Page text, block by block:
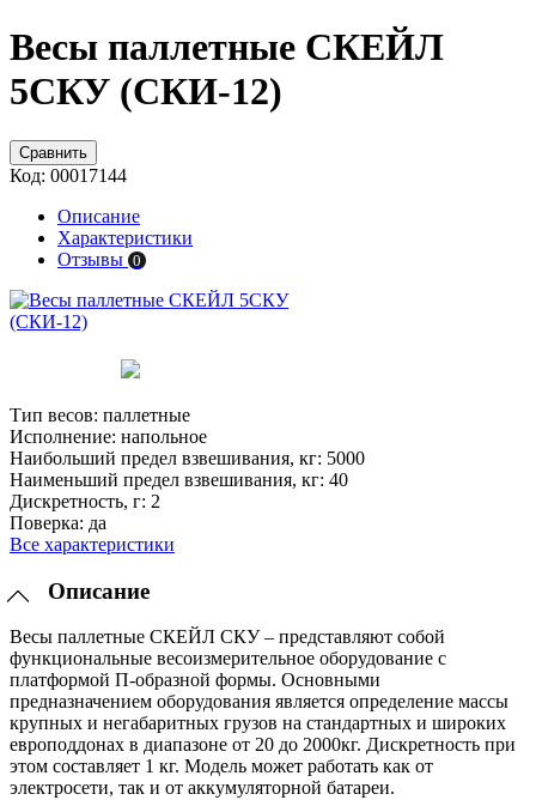
Весы паллетные СКЕЙЛ
5СКУ (СКИ-12)
Сравнить
Код: 00017144
Описание
Характеристики
Отзывы 0
Тип весов: паллетные
Исполнение: напольное
Наибольший предел взвешивания, кг: 5000
Наименьший предел взвешивания, кг: 40
Дискретность, г: 2
Поверка: да
Все характеристики
Описание
Весы паллетные СКЕЙЛ СКУ – представляют собой
функциональные весоизмерительное оборудование с
платформой П-образной формы. Основными
предназначением оборудования является определение массы
крупных и негабаритных грузов на стандартных и широких
европоддонах в диапазоне от 20 до 2000кг. Дискретность при
этом составляет 1 кг. Модель может работать как от
электросети, так и от аккумуляторной батареи.